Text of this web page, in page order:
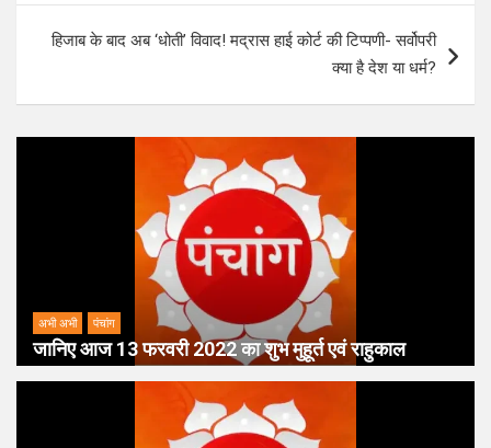
हिजाब के बाद अब ‘धोती’ विवाद! मद्रास हाई कोर्ट की टिप्पणी- सर्वोपरी
क्या है देश या धर्म?
अभी अभी पंचांग
जानिए आज 13 फरवरी 2022 का शुभ मुहूर्त एवं राहुकाल